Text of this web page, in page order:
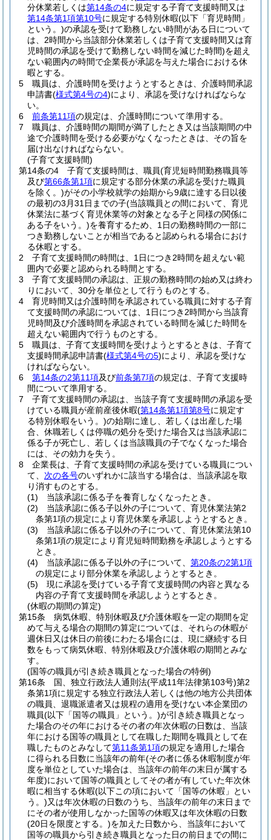
分休業若しくは第14条の4に規定する子育て支援時間又は
第14条第1項第10号に規定する特別休暇(以下「育児時間」
という。)の承認を受けて勤務しない時間がある日について
は、2時間から当該部分休業若しくは子育て支援時間又は育
児時間の承認を受けて勤務しない時間を減じた時間)を超え
ない範囲内の時間で企業長が承認を与えた場合における休
暇とする。
5
職員は、介護時間を受けようとするときは、介護時間承認
申請書(様式第4号の4)により、承認を受けなければならな
い。
6
前条第11項の規定は、介護時間について準用する。
7
職員は、介護時間の期間が満了したとき又は当該期間の中
途で介護時間を受ける必要がなくなったときは、その旨を
届け出なければならない。
(子育て支援時間)
第14条の4
子育て支援時間は、職員(育児短時間勤務職員等
及び第66条第1項に規定する部分休業の承認を受けた職員
を除く。)がその小学校就学の始期から9歳に達する日以後
の最初の3月31日までの子(当該職員との間において、育児
休業法に基づく育児休業等の対象となる子と同様の関係に
ある子をいう。)を養育するため、1日の勤務時間の一部に
つき勤務しないことが相当であると認められる場合におけ
る休暇とする。
2
子育て支援時間の時間は、1日につき2時間を超えない範
囲内で必要と認められる時間とする。
3
子育て支援時間の承認は、正規の勤務時間の始め又は終わ
りにおいて、30分を単位として行うものとする。
4
育児時間又は介護時間を承認されている職員に対する子育
て支援時間の承認については、1日につき2時間から当該育
児時間及び介護時間を承認されている時間を減じた時間を
超えない範囲内で行うものとする。
5
職員は、子育て支援時間を受けようとするときは、子育て
支援時間承認申請書(様式第4号の5)により、承認を受けな
ければならない。
6
第14条の2第11項及び前条第7項の規定は、子育て支援時
間について準用する。
7
子育て支援時間の承認は、当該子育て支援時間の承認を受
けている職員が産前産後休暇(第14条第1項第8号に規定す
る特別休暇をいう。)の始期に達し、若しくは出産した場
合、休職若しくは停職の処分を受けた場合又は当該承認に
係る子が死亡し、若しくは当該職員の子でなくなった場合
には、その効力を失う。
8
企業長は、子育て支援時間の承認を受けている職員につい
て、 次の各号のいずれかに該当する場合は、当該承認を取
り消すものとする。
(1)
当該承認に係る子を養育しなくなったとき。
(2)
当該承認に係る子以外の子について、育児休業法第2
条第1項の規定により育児休業を承認しようとするとき。
(3)
当該承認に係る子以外の子について、育児休業法第10
条第1項の規定により育児短時間勤務を承認しようとする
とき。
(4)
当該承認に係る子以外の子について、 第20条の2第1項
の規定により部分休業を承認しようとするとき。
(5)
現に承認を受けている子育て支援時間の内容と異なる
内容の子育て支援時間を承認しようとするとき。
(休暇の期間の算定)
第15条
病気休暇、特別休暇及び介護休暇を一定の期間を定
めて与える場合の期間の算定については、それらの休暇が
週休日又は休日の前後にわたる場合には、現に継続する日
数をもって病気休暇、特別休暇及び介護休暇の期間とみな
す。
(国等の職員が引き続き職員となった場合の特例)
第16条
国、独立行政法人通則法(平成11年法律第103号)第2
条第1項に規定する独立行政法人若しくは他の地方公共団体
の職員、退職派遣者又は規程の適用を受けない本企業団の
職員(以下「国等の職員」という。)が引き続き職員となっ
た場合のその年におけるその者の年次休暇の日数は、当該
年における国等の職員として在職した期間を職員として在
職したものとみなして第11条第1項の規定を適用した場合
に得られる日数に当該年の前年(その者に係る休暇制度が年
度を単位としていた場合は、当該年の前年の末日が属する
年度)において国等の職員としてその者が有していた年次休
暇に相当する休暇(以下この項において「国等の休暇」とい
う。)又は年次休暇の日数のうち、当該年の前年の末日まで
にその者が使用しなかった国等の休暇又は年次休暇の日数
(20日を限度とする。)を加えた日数から、当該年において
国等の職員から引き続き職員となった日の前日までの間に